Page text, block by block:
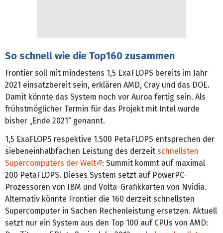
So schnell wie die Top160 zusammen
Frontier soll mit mindestens 1,5 ExaFLOPS bereits im Jahr
2021 einsatzbereit sein, erklären AMD, Cray und das DOE.
Damit könnte das System noch vor Auroa fertig sein. Als
frühstmöglicher Termin für das Projekt mit Intel wurde
bisher „Ende 2021“ genannt.
1,5 ExaFLOPS respektive 1.500 PetaFLOPS entsprechen der
siebeneinhalbfachen Leistung des derzeit schnellsten
Supercomputers der Welt
: Summit kommt auf maximal
200 PetaFLOPS. Dieses System setzt auf PowerPC-
Prozessoren von IBM und Volta-Grafikkarten von Nvidia.
Alternativ könnte Frontier die 160 derzeit schnellsten
Supercomputer in Sachen Rechenleistung ersetzen. Aktuell
setzt nur ein System aus den Top 100 auf CPUs von AMD: